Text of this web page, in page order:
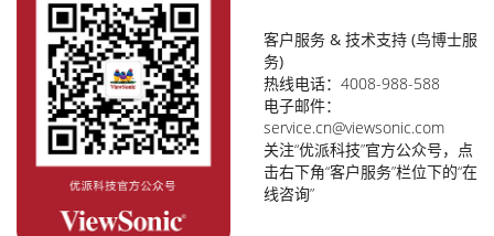
客户服务 & 技术支持 (鸟博士服
务)
热线电话： 4008-988-588
电子邮件：
service.cn@viewsonic.com
关注“优派科技”官方公众号，点
击右下角“客户服务”栏位下的“在
线咨询”